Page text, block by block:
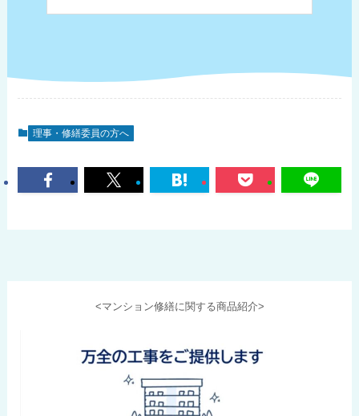
理事・修繕委員の方へ
<マンション修繕に関する商品紹介>